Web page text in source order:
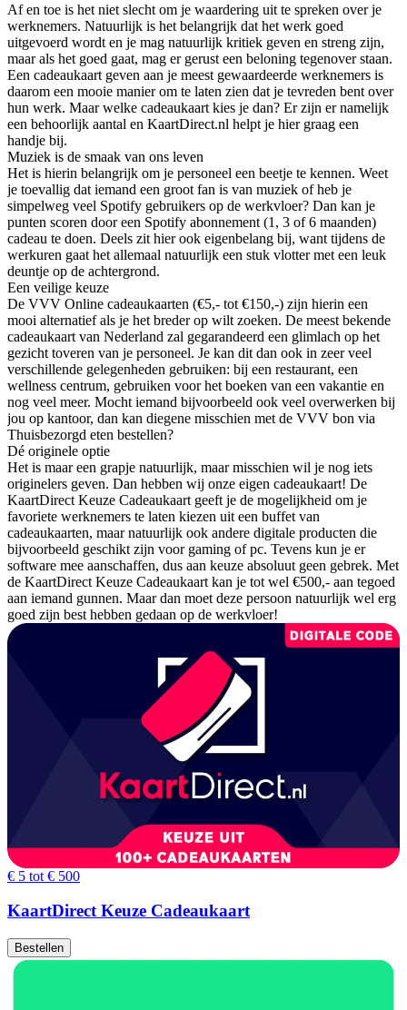
Af en toe is het niet slecht om je waardering uit te spreken over je
werknemers. Natuurlijk is het belangrijk dat het werk goed
uitgevoerd wordt en je mag natuurlijk kritiek geven en streng zijn,
maar als het goed gaat, mag er gerust een beloning tegenover staan.
Een cadeaukaart geven aan je meest gewaardeerde werknemers is
daarom een mooie manier om te laten zien dat je tevreden bent over
hun werk. Maar welke cadeaukaart kies je dan? Er zijn er namelijk
een behoorlijk aantal en KaartDirect.nl helpt je hier graag een
handje bij.
Muziek is de smaak van ons leven
Het is hierin belangrijk om je personeel een beetje te kennen. Weet
je toevallig dat iemand een groot fan is van muziek of heb je
simpelweg veel Spotify gebruikers op de werkvloer? Dan kan je
punten scoren door een Spotify abonnement (1, 3 of 6 maanden)
cadeau te doen. Deels zit hier ook eigenbelang bij, want tijdens de
werkuren gaat het allemaal natuurlijk een stuk vlotter met een leuk
deuntje op de achtergrond.
Een veilige keuze
De VVV Online cadeaukaarten (€5,- tot €150,-) zijn hierin een
mooi alternatief als je het breder op wilt zoeken. De meest bekende
cadeaukaart van Nederland zal gegarandeerd een glimlach op het
gezicht toveren van je personeel. Je kan dit dan ook in zeer veel
verschillende gelegenheden gebruiken: bij een restaurant, een
wellness centrum, gebruiken voor het boeken van een vakantie en
nog veel meer. Mocht iemand bijvoorbeeld ook veel overwerken bij
jou op kantoor, dan kan diegene misschien met de VVV bon via
Thuisbezorgd eten bestellen?
Dé originele optie
Het is maar een grapje natuurlijk, maar misschien wil je nog iets
originelers geven. Dan hebben wij onze eigen cadeaukaart! De
KaartDirect Keuze Cadeaukaart geeft je de mogelijkheid om je
favoriete werknemers te laten kiezen uit een buffet van
cadeaukaarten, maar natuurlijk ook andere digitale producten die
bijvoorbeeld geschikt zijn voor gaming of pc. Tevens kun je er
software mee aanschaffen, dus aan keuze absoluut geen gebrek. Met
de KaartDirect Keuze Cadeaukaart kan je tot wel €500,- aan tegoed
aan iemand gunnen. Maar dan moet deze persoon natuurlijk wel erg
goed zijn best hebben gedaan op de werkvloer!
€ 5 tot € 500
KaartDirect Keuze Cadeaukaart
Bestellen